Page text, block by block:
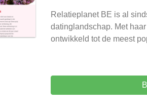
Relatieplanet BE is al
datinglandschap. Met
ontwikkeld tot de meest